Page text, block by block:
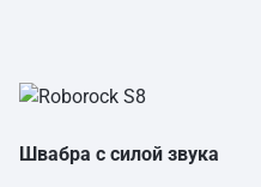
Швабра с силой звука